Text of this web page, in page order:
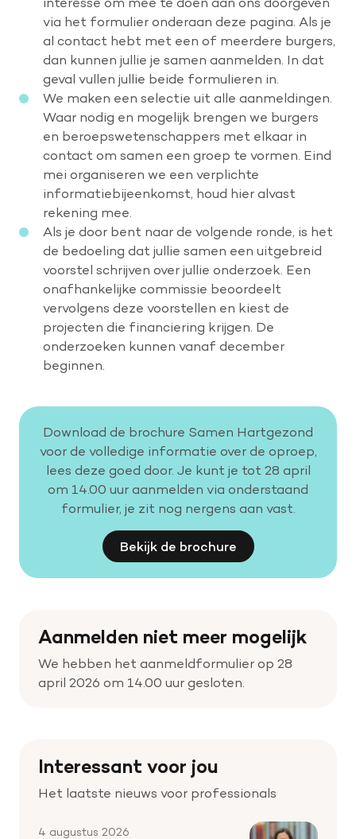
via het formulier onderaan deze pagina. Als je
al contact hebt met een of meerdere burgers,
dan kunnen jullie je samen aanmelden. In dat
geval vullen jullie beide formulieren in.
We maken een selectie uit alle aanmeldingen.
Waar nodig en mogelijk brengen we burgers
en beroepswetenschappers met elkaar in
contact om samen een groep te vormen. Eind
mei organiseren we een verplichte
informatiebijeenkomst, houd hier alvast
rekening mee.
Als je door bent naar de volgende ronde, is het
de bedoeling dat jullie samen een uitgebreid
voorstel schrijven over jullie onderzoek. Een
onafhankelijke commissie beoordeelt
vervolgens deze voorstellen en kiest de
projecten die financiering krijgen. De
onderzoeken kunnen vanaf december
beginnen.
Download de brochure Samen Hartgezond
voor de volledige informatie over de oproep,
lees deze goed door. Je kunt je tot 28 april
om 14.00 uur aanmelden via onderstaand
formulier, je zit nog nergens aan vast.
Bekijk de brochure
Aanmelden niet meer mogelijk
We hebben het aanmeldformulier op 28
april 2026 om 14.00 uur gesloten.
Interessant voor jou
Het laatste nieuws voor professionals
4 augustus 2026